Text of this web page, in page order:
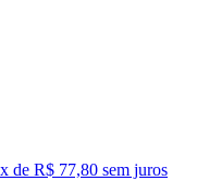
x de R$ 77,80 sem juros